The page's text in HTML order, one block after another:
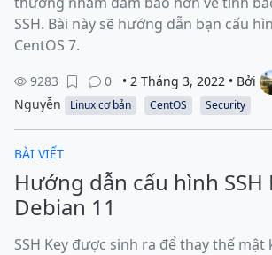
SSH. Bài này sẽ hướng dẫn bạn cấu
CentOS 7.
9283 0 • 2 Tháng 3, 2022 • Bởi
Nguyễn
Linux cơ bản CentOS Security
BÀI VIẾT
Hướng dẫn cấu hình SSH
Debian 11
SSH Key được sinh ra để thay thế